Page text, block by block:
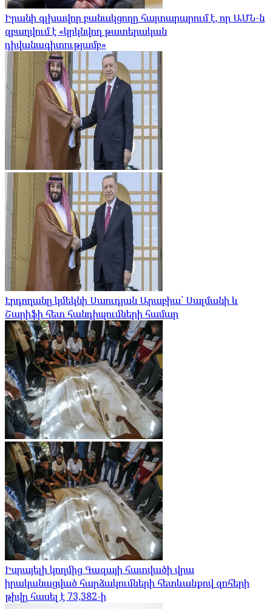
Իրանի գլխավոր բանակցողը հայտարարում է, որ ԱՄՆ-ն
զբաղվում է «կրկնվող թատերական
դիվանագիտությամբ»
Էրդողանը կմեկնի Սաուդյան Արաբիա՝ Սալմանի և
Շարիֆի հետ հանդիպումների համար
Իսրայելի կողմից Գազայի հատվածի վրա
իրականացված հարձակումների հետևանքով զոհերի
թիվը հասել է 73,382-ի